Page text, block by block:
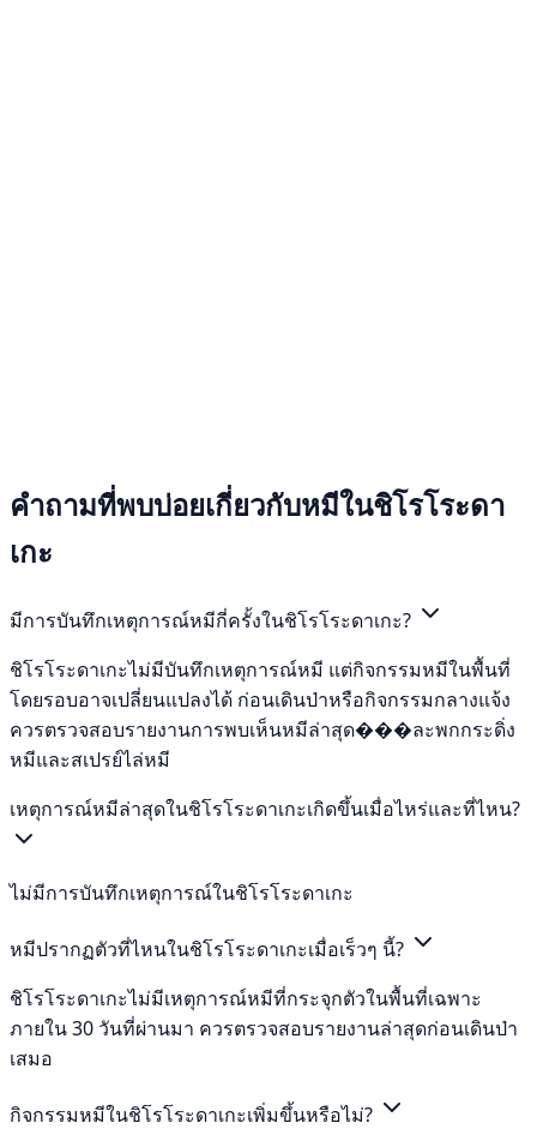
คำถามที่พบบ่อยเกี่ยวกับหมีในชิโรโระดา
เกะ
มีการบันทึกเหตุการณ์หมีกี่ครั้งในชิโรโระดาเกะ?
ชิโรโระดาเกะไม่มีบันทึกเหตุการณ์หมี แต่กิจกรรมหมีในพื้นที่
โดยรอบอาจเปลี่ยนแปลงได้ ก่อนเดินป่าหรือกิจกรรมกลางแจ้ง
ควรตรวจสอบรายงานการพบเห็นหมีล่าสุด���ละพกกระดิ่ง
หมีและสเปรย์ไล่หมี
เหตุการณ์หมีล่าสุดในชิโรโระดาเกะเกิดขึ้นเมื่อไหร่และที่ไหน?
ไม่มีการบันทึกเหตุการณ์ในชิโรโระดาเกะ
หมีปรากฏตัวที่ไหนในชิโรโระดาเกะเมื่อเร็วๆ นี้?
ชิโรโระดาเกะไม่มีเหตุการณ์หมีที่กระจุกตัวในพื้นที่เฉพาะ
ภายใน 30 วันที่ผ่านมา ควรตรวจสอบรายงานล่าสุดก่อนเดินป่า
เสมอ
กิจกรรมหมีในชิโรโระดาเกะเพิ่มขึ้นหรือไม่?